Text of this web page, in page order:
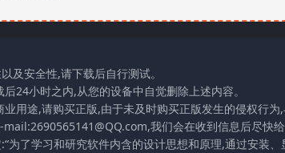
及安全性,请下载后自行测试。
24小时之内,从您的设备中自觉删除上述内容。
用途,请购买正版,由于未及时购买正版发生的侵权行为,
我们会在收到信息后尽快
了学习和研究软件内含的设计思想和原理,通过安装